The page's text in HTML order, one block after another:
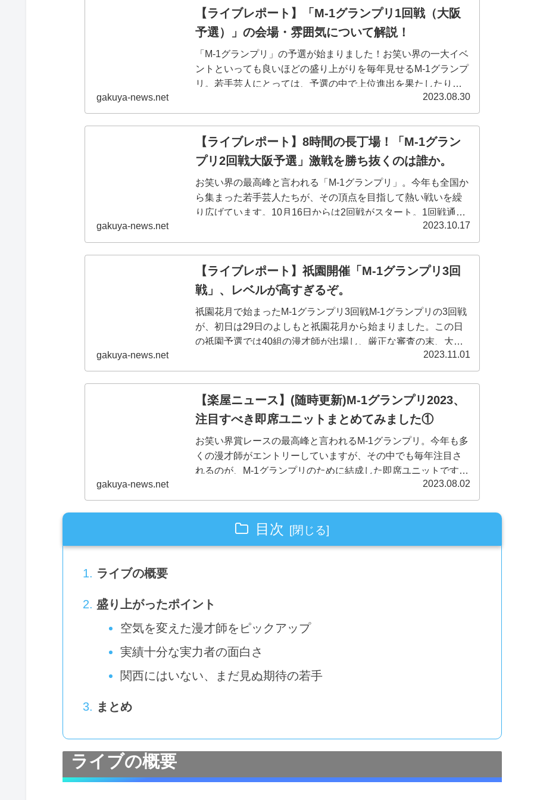
【ライブレポート】「M-1グランプリ1回戦（大阪
予選）」の会場・雰囲気について解説！
「M-1グランプリ」の予選が始まりました！お笑い界の一大イベ
ントといっても良いほどの盛り上がりを毎年見せるM-1グランプ
リ。若手芸人にとっては、予選の中で上位進出を果たしたり、
敗退しても予選動画などで爪痕を残すことはその後のブレイク
にも影響...
gakuya-news.net 2023.08.30
【ライブレポート】8時間の長丁場！「M-1グラン
プリ2回戦大阪予選」激戦を勝ち抜くのは誰か。
お笑い界の最高峰と言われる「M-1グランプリ」。今年も全国か
ら集まった若手芸人たちが、その頂点を目指して熱い戦いを繰
り広げています。10月16日からは2回戦がスタート。1回戦通過
も狭き門ではありますが、ここからますます審査はシビアにな
ってい...
gakuya-news.net 2023.10.17
【ライブレポート】祇園開催「M-1グランプリ3回
戦」、レベルが高すぎるぞ。
祇園花月で始まったM-1グランプリ3回戦M-1グランプリの3回戦
が、初日は29日のよしもと祇園花月から始まりました。この日
の祇園予選では40組の漫才師が出場し、厳正な審査の末、大
阪・祇園出場者の中から準々決勝進出者が11月1日に発表されま
す...
gakuya-news.net 2023.11.01
【楽屋ニュース】(随時更新)M-1グランプリ2023、
注目すべき即席ユニットまとめてみました①
お笑い界賞レースの最高峰と言われるM-1グランプリ。今年も多
くの漫才師がエントリーしていますが、その中でも毎年注目さ
れるのが、M-1グランプリのために結成した即席ユニットです。
ピン芸人同士のユニットのみならず、近年では芸人以外の著名
人もユニ...
gakuya-news.net 2023.08.02
目次
ライブの概要
盛り上がったポイント
空気を変えた漫才師をピックアップ
実績十分な実力者の面白さ
関西にはいない、まだ見ぬ期待の若手
まとめ
ライブの概要